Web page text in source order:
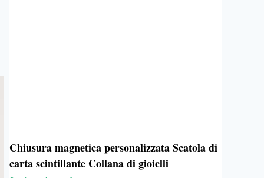
Chiusura magnetica personalizzata Scatola di
carta scintillante Collana di gioielli